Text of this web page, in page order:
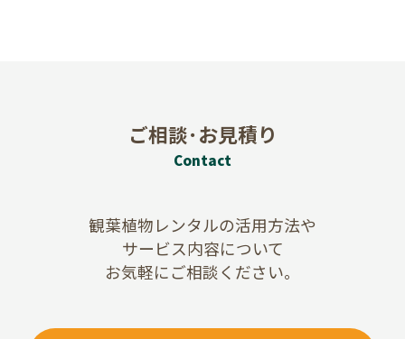
ご相談･お見積り
Contact
観葉植物レンタルの活用方法や
サービス内容について
お気軽にご相談ください。